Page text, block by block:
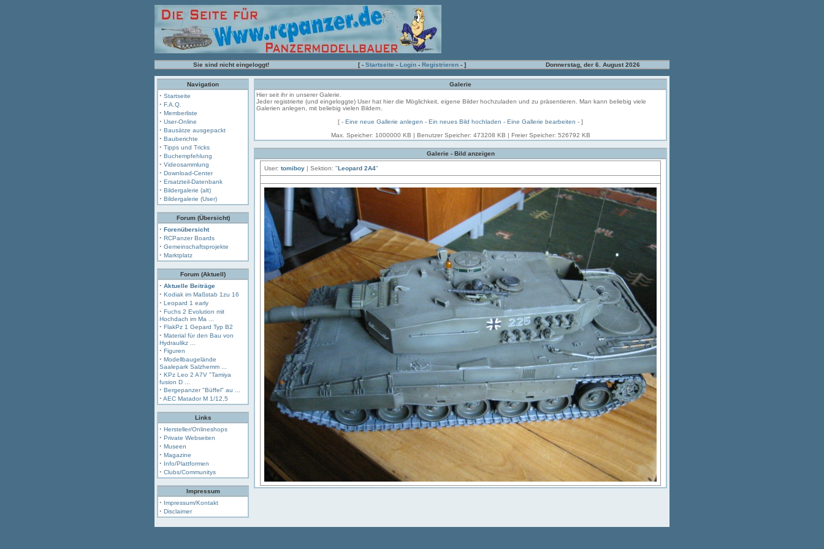
Sie sind nicht eingeloggt! [ - Startseite - Login - Registrieren - ] Donnerstag, der 6. August 2026
Navigation
· Startseite
· F.A.Q.
· Memberliste
· User-Online
· Bausätze ausgepackt
· Bauberichte
· Tipps und Tricks
· Buchempfehlung
· Videosammlung
· Download-Center
· Ersatzteil-Datenbank
· Bildergalerie (alt)
· Bildergalerie (User)
Forum (Übersicht)
· Forenübersicht
· RCPanzer Boards
· Gemeinschaftsprojekte
· Marktplatz
Forum (Aktuell)
· Aktuelle Beiträge
· Kodiak im Maßstab 1zu 16
· Leopard 1 early
· Fuchs 2 Evolution mit
Hochdach im Ma ...
· FlakPz 1 Gepard Typ B2
· Material für den Bau von
Hydraulikz ...
· Figuren
· Modellbaugelände
Saalepark Salzhemm ...
· KPz Leo 2 A7V "Tamiya
fusion D ...
· Bergepanzer "Büffel" au ...
· AEC Matador M 1/12,5
Links
· Hersteller/Onlineshops
· Private Webseiten
· Museen
· Magazine
· Info/Plattformen
· Clubs/Communitys
Impressum
· Impressum/Kontakt
· Disclaimer
Galerie
Hier seit ihr in unserer Galerie.
Jeder registrierte (und eingeloggte) User hat hier die Möglichkeit, eigene Bilder hochzuladen und zu präsentieren. Man kann beliebig viele
Galerien anlegen, mit beliebig vielen Bildern.
[ - Eine neue Gallerie anlegen - Ein neues Bild hochladen - Eine Gallerie bearbeiten - ]
Max. Speicher: 1000000 KB | Benutzer Speicher: 473208 KB | Freier Speicher: 526792 KB
Galerie - Bild anzeigen
User: tomiboy | Sektion: "Leopard 2A4"